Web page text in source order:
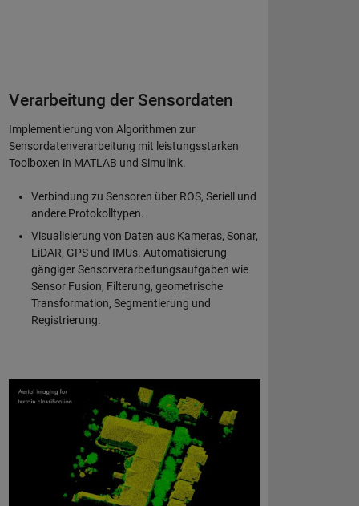
Verarbeitung der Sensordaten
Implementierung von Algorithmen zur
Sensordatenverarbeitung mit leistungsstarken
Toolboxen in MATLAB und Simulink.
Verbindung zu Sensoren über ROS, Seriell und
andere Protokolltypen.
Visualisierung von Daten aus Kameras, Sonar,
LiDAR, GPS und IMUs. Automatisierung
gängiger Sensorverarbeitungsaufgaben wie
Sensor Fusion, Filterung, geometrische
Transformation, Segmentierung und
Registrierung.